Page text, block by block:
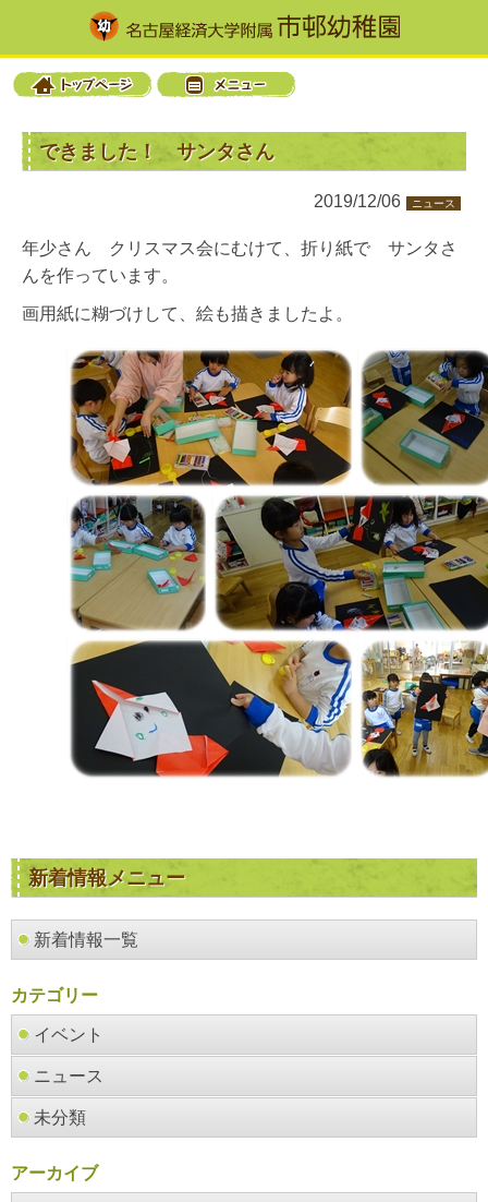
できました！ サンタさん
2019/12/06 ニュース
年少さん クリスマス会にむけて、折り紙で サンタさ
んを作っています。
画用紙に糊づけして、絵も描きましたよ。
新着情報メニュー
新着情報一覧
カテゴリー
イベント
ニュース
未分類
アーカイブ